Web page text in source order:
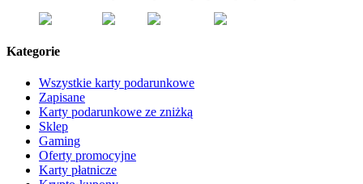
Kategorie
Wszystkie karty podarunkowe
Zapisane
Karty podarunkowe ze zniżką
Sklep
Gaming
Oferty promocyjne
Karty płatnicze